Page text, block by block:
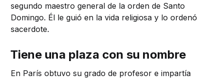
segundo maestro general de la orden de Santo
Domingo. Él le guió en la vida religiosa y lo ordenó
sacerdote.
Tiene una plaza con su nombre
En París obtuvo su grado de profesor e impartía